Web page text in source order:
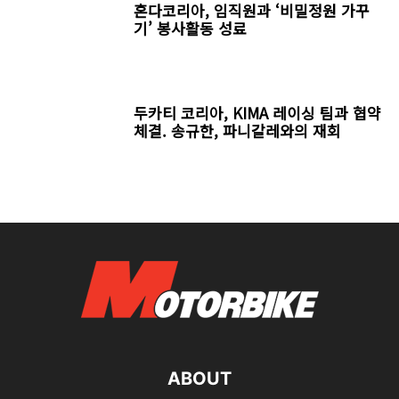
혼다코리아, 임직원과 ‘비밀정원 가꾸
기’ 봉사활동 성료
두카티 코리아, KIMA 레이싱 팀과 협약
체결. 송규한, 파니갈레와의 재회
ABOUT